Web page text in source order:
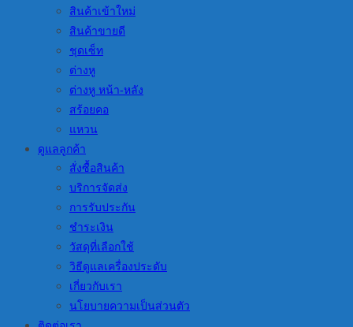
สินค้าเข้าใหม่
สินค้าขายดี
ชุดเซ็ท
ต่างหู
ต่างหู หน้า-หลัง
สร้อยคอ
แหวน
ดูแลลูกค้า
สั่งซื้อสินค้า
บริการจัดส่ง
การรับประกัน
ชำระเงิน
วัสดุที่เลือกใช้
วิธีดูแลเครื่องประดับ
เกี่ยวกับเรา
นโยบายความเป็นส่วนตัว